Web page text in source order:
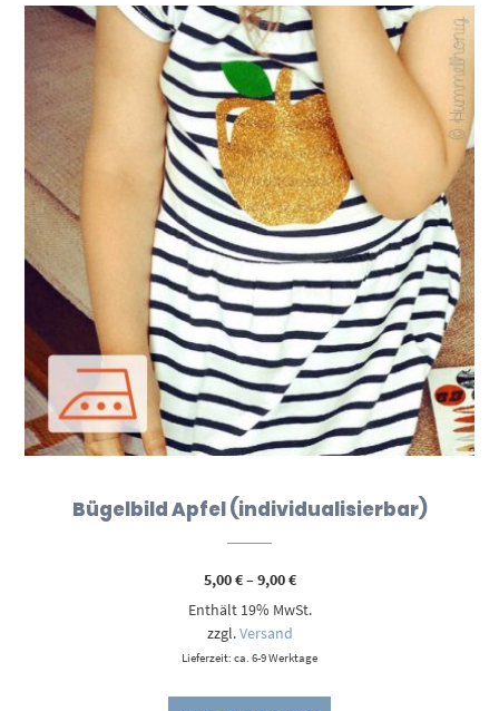
Bügelbild Apfel (individualisierbar)
5,00€–9,00€Preisspanne:
bis
Enthält 19% MwSt.
zzgl.Versand
Lieferzeit: ca. 6-9 Werktage